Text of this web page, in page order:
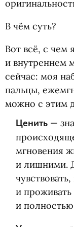
В чём суть?
Вот всё, с чем
и внутреннем
сейчас: моя
пальцы,
можно с этим
Ценить—
мгновения
и лишними.
и
и